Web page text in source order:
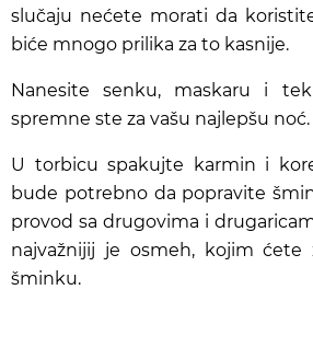
slučaju nećete morati da
biće mnogo prilika za to kasnije.
Nanesite senku, maskaru i
spremne ste za vašu najlepšu noć.
U torbicu spakujte karmin i
bude potrebno da popravite
provod sa drugovima i
najvažnijij je osmeh, kojim ćete
šminku.